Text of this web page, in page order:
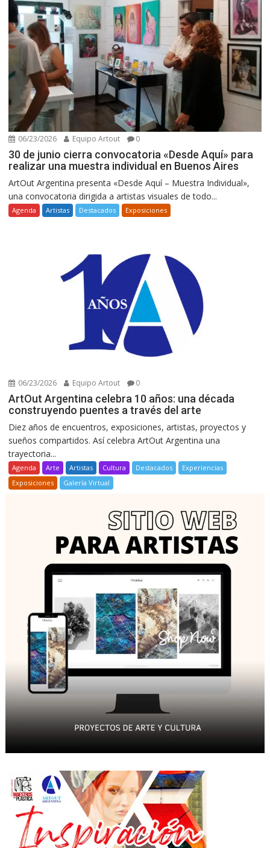
06/23/2026 Equipo Artout 0
30 de junio cierra convocatoria «Desde Aquí» para
realizar una muestra individual en Buenos Aires
ArtOut Argentina presenta «Desde Aquí – Muestra Individual»,
una convocatoria dirigida a artistas visuales de todo...
Agenda Artistas Destacados Exposiciones
06/23/2026 Equipo Artout 0
ArtOut Argentina celebra 10 años: una década
construyendo puentes a través del arte
Diez años de encuentros, exposiciones, artistas, proyectos y
sueños compartidos. Así celebra ArtOut Argentina una
trayectoria...
Agenda Arte Artistas Cultura Destacados
Experiencias
Exposiciones
Galería Virtual